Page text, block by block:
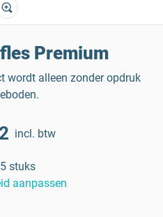
Premium
wordt alleen zonder opdruk
incl. btw
stuks
aanpassen